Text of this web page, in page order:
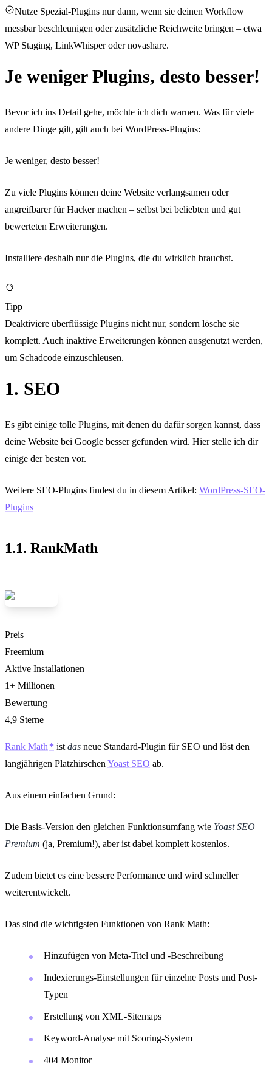
Nutze Spezial-Plugins nur dann, wenn sie deinen Workflow
messbar beschleunigen oder zusätzliche Reichweite bringen – etwa
WP Staging, LinkWhisper oder novashare.
Je weniger Plugins, desto besser!
Bevor ich ins Detail gehe, möchte ich dich warnen. Was für viele
andere Dinge gilt, gilt auch bei WordPress-Plugins:
Je weniger, desto besser!
Zu viele Plugins können deine Website verlangsamen oder
angreifbarer für Hacker machen – selbst bei beliebten und gut
bewerteten Erweiterungen.
Installiere deshalb nur die Plugins, die du wirklich brauchst.
Tipp
Deaktiviere überflüssige Plugins nicht nur, sondern lösche sie
komplett. Auch inaktive Erweiterungen können ausgenutzt werden,
um Schadcode einzuschleusen.
1. SEO
Es gibt einige tolle Plugins, mit denen du dafür sorgen kannst, dass
deine Website bei Google besser gefunden wird. Hier stelle ich dir
einige der besten vor.
Weitere SEO-Plugins findest du in diesem Artikel: WordPress-SEO-
Plugins
1.1. RankMath
Preis
Freemium
Aktive Installationen
1+ Millionen
Bewertung
4,9 Sterne
Rank Math ist das neue Standard-Plugin für SEO und löst den
langjährigen Platzhirschen Yoast SEO ab.
Aus einem einfachen Grund:
Die Basis-Version den gleichen Funktionsumfang wie Yoast SEO
Premium (ja, Premium!), aber ist dabei komplett kostenlos.
Zudem bietet es eine bessere Performance und wird schneller
weiterentwickelt.
Das sind die wichtigsten Funktionen von Rank Math:
Hinzufügen von Meta-Titel und -Beschreibung
Indexierungs-Einstellungen für einzelne Posts und Post-
Typen
Erstellung von XML-Sitemaps
Keyword-Analyse mit Scoring-System
404 Monitor